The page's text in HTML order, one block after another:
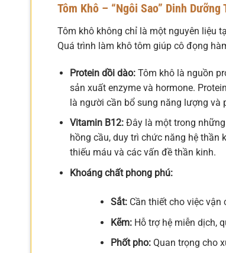
Tôm Khô – “Ngôi Sao” Dinh Dưỡng
Tôm khô không chỉ là một nguyên liệu
Quá trình làm khô tôm giúp cô đọng
Protein dồi dào:Tôm khô là nguồn
sản xuất enzyme và hormone.
là người cần bổ sung năng lượng và
Vitamin B12:Đây là một trong những
hồng cầu, duy trì chức năng hệ thần
thiếu máu và các vấn đề thần kinh.
Khoáng chất phong phú:
Sắt:Cần thiết cho việc vận
Kẽm:Hỗ trợ hệ miễn dịch,
Phốt pho:Quan trọng cho